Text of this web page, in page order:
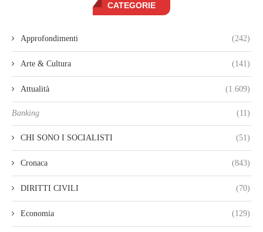
CATEGORIE
Approfondimenti (242)
Arte & Cultura (141)
Attualità (1.609)
Banking (11)
CHI SONO I SOCIALISTI (51)
Cronaca (843)
DIRITTI CIVILI (70)
Economia (129)